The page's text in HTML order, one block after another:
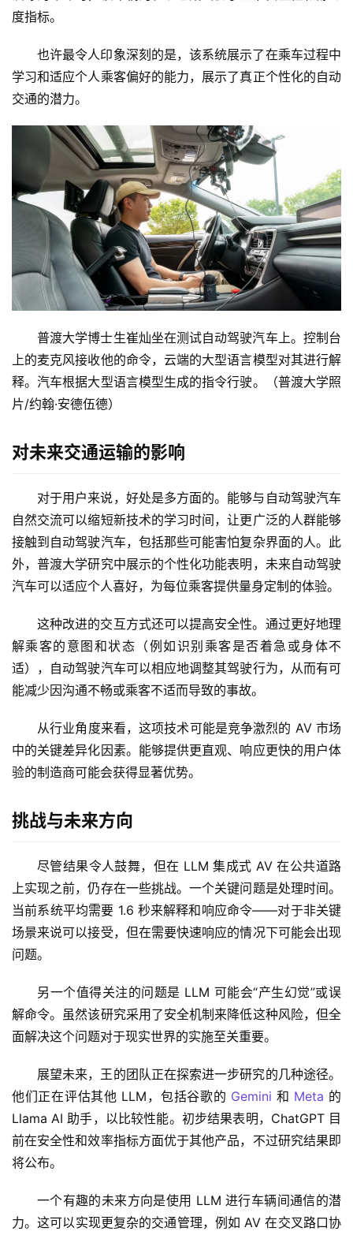
度指标。
也许最令人印象深刻的是，该系统展示了在乘车过程中
学习和适应个人乘客偏好的能力，展示了真正个性化的自动
交通的潜力。
普渡大学博士生崔灿坐在测试自动驾驶汽车上。控制台
上的麦克风接收他的命令，云端的大型语言模型对其进行解
释。汽车根据大型语言模型生成的指令行驶。（普渡大学照
片/约翰·安德伍德）
对未来交通运输的影响
对于用户来说，好处是多方面的。能够与自动驾驶汽车
自然交流可以缩短新技术的学习时间，让更广泛的人群能够
接触到自动驾驶汽车，包括那些可能害怕复杂界面的人。此
外，普渡大学研究中展示的个性化功能表明，未来自动驾驶
汽车可以适应个人喜好，为每位乘客提供量身定制的体验。
这种改进的交互方式还可以提高安全性。通过更好地理
解乘客的意图和状态（例如识别乘客是否着急或身体不
适），自动驾驶汽车可以相应地调整其驾驶行为，从而有可
能减少因沟通不畅或乘客不适而导致的事故。
从行业角度来看，这项技术可能是竞争激烈的 AV 市场
中的关键差异化因素。能够提供更直观、响应更快的用户体
验的制造商可能会获得显著优势。
挑战与未来方向
尽管结果令人鼓舞，但在 LLM 集成式 AV 在公共道路
上实现之前，仍存在一些挑战。一个关键问题是处理时间。
当前系统平均需要 1.6 秒来解释和响应命令——对于非关键
场景来说可以接受，但在需要快速响应的情况下可能会出现
问题。
另一个值得关注的问题是 LLM 可能会“产生幻觉”或误
解命令。虽然该研究采用了安全机制来降低这种风险，但全
面解决这个问题对于现实世界的实施至关重要。
展望未来，王的团队正在探索进一步研究的几种途径。
他们正在评估其他 LLM，包括谷歌的 Gemini 和 Meta 的
Llama AI 助手，以比较性能。初步结果表明，ChatGPT 目
前在安全性和效率指标方面优于其他产品，不过研究结果即
将公布。
一个有趣的未来方向是使用 LLM 进行车辆间通信的潜
力。这可以实现更复杂的交通管理，例如 AV 在交叉路口协